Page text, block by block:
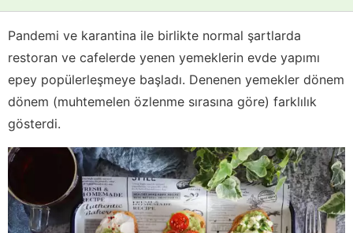
Pandemi ve karantina ile birlikte normal şartlarda
restoran ve cafelerde yenen yemeklerin evde yapımı
epey popülerleşmeye başladı. Denenen yemekler dönem
dönem (muhtemelen özlenme sırasına göre) farklılık
gösterdi.